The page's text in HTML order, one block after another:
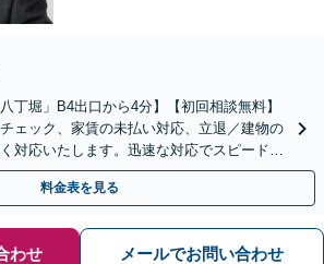
丁堀」B4出口から4分】【初回相談無料】
ェック、家賃の未払い対応、立退／建物の
対応いたします。迅速な対応でスピード解
談可】【休日面談可】
料金表を見る
わせ メールでお問い合わせ